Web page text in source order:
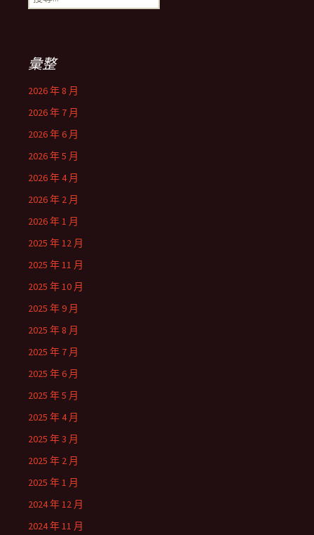
尋
彙整
2026 年 8 月
2026 年 7 月
2026 年 6 月
2026 年 5 月
2026 年 4 月
2026 年 2 月
2026 年 1 月
2025 年 12 月
2025 年 11 月
2025 年 10 月
2025 年 9 月
2025 年 8 月
2025 年 7 月
2025 年 6 月
2025 年 5 月
2025 年 4 月
2025 年 3 月
2025 年 2 月
2025 年 1 月
2024 年 12 月
2024 年 11 月